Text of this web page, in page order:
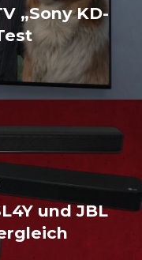
„Sony KD-
und JBL